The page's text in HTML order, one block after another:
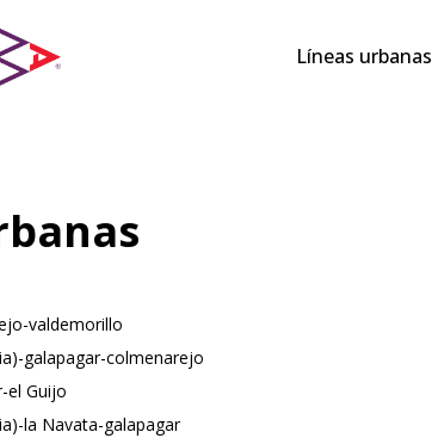
Navegación
Líneas urbanas
valdemorillo
galapagar-colmenarejo
el Guijo
la Navata-galapagar